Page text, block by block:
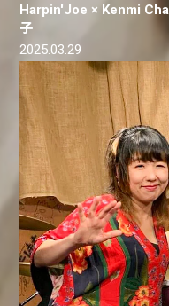
Harpin'Joe × Kenmi
子
2025.03.29